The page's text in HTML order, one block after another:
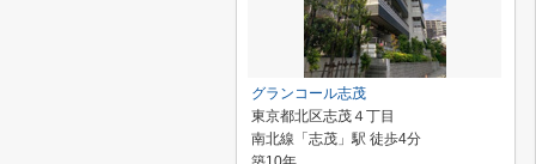
グランコール志茂
東京都北区志茂４丁目
南北線「志茂」駅 徒歩4分